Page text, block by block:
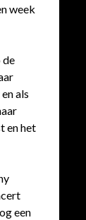
week
de
als
en het
een